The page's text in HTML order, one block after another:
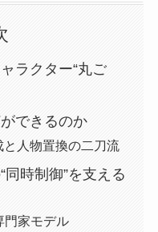
ラクター“丸ご
できるのか
人物置換の二刀流
時制御”を支える
門家モデル